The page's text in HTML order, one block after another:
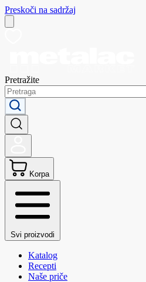
Preskoči na sadržaj
Pretražite
Korpa
Svi proizvodi
Katalog
Recepti
Naše priče